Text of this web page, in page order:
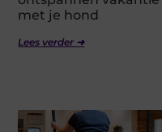
met je hond
Lees verder ➜